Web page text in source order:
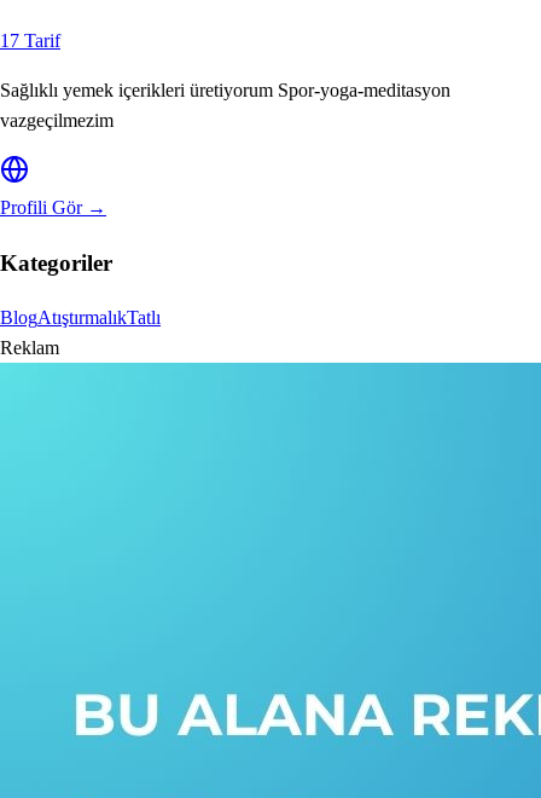
17 Tarif
Sağlıklı yemek içerikleri üretiyorum Spor-yoga-meditasyon
vazgeçilmezim
Profili Gör →
Kategoriler
BlogAtıştırmalıkTatlı
Reklam